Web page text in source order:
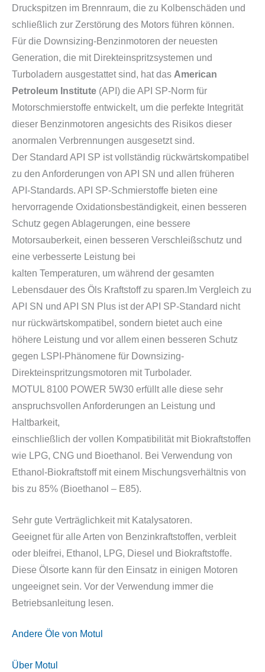
Druckspitzen im Brennraum, die zu Kolbenschäden und
schließlich zur Zerstörung des Motors führen können.
Für die Downsizing-Benzinmotoren der neuesten
Generation, die mit Direkteinspritzsystemen und
Turboladern ausgestattet sind, hat das American
Petroleum Institute (API) die API SP-Norm für
Motorschmierstoffe entwickelt, um die perfekte Integrität
dieser Benzinmotoren angesichts des Risikos dieser
anormalen Verbrennungen ausgesetzt sind.
Der Standard API SP ist vollständig rückwärtskompatibel
zu den Anforderungen von API SN und allen früheren
API-Standards. API SP-Schmierstoffe bieten eine
hervorragende Oxidationsbeständigkeit, einen besseren
Schutz gegen Ablagerungen, eine bessere
Motorsauberkeit, einen besseren Verschleißschutz und
eine verbesserte Leistung bei
kalten Temperaturen, um während der gesamten
Lebensdauer des Öls Kraftstoff zu sparen.Im Vergleich zu
API SN und API SN Plus ist der API SP-Standard nicht
nur rückwärtskompatibel, sondern bietet auch eine
höhere Leistung und vor allem einen besseren Schutz
gegen LSPI-Phänomene für Downsizing-
Direkteinspritzungsmotoren mit Turbolader.
MOTUL 8100 POWER 5W30 erfüllt alle diese sehr
anspruchsvollen Anforderungen an Leistung und
Haltbarkeit,
einschließlich der vollen Kompatibilität mit Biokraftstoffen
wie LPG, CNG und Bioethanol. Bei Verwendung von
Ethanol-Biokraftstoff mit einem Mischungsverhältnis von
bis zu 85% (Bioethanol – E85).
Sehr gute Verträglichkeit mit Katalysatoren.
Geeignet für alle Arten von Benzinkraftstoffen, verbleit
oder bleifrei, Ethanol, LPG, Diesel und Biokraftstoffe.
Diese Ölsorte kann für den Einsatz in einigen Motoren
ungeeignet sein. Vor der Verwendung immer die
Betriebsanleitung lesen.
Andere Öle von Motul
Über Motul